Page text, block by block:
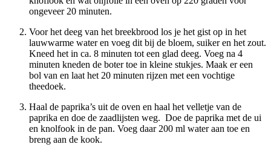
ongeveer 20 minuten.
Voor het deeg van het breekbrood los je het gist op in het
lauwwarme water en voeg dit bij de bloem, suiker en het zout.
Kneed het in ca. 8 minuten tot een glad deeg. Voeg na 4
minuten kneden de boter toe in kleine stukjes. Maak er een
bol van en laat het 20 minuten rijzen met een vochtige
theedoek.
Haal de paprika’s uit de oven en haal het velletje van de
paprika en doe de zaadlijsten weg. Doe de paprika met de ui
en knolfook in de pan. Voeg daar 200 ml water aan toe en
breng aan de kook.